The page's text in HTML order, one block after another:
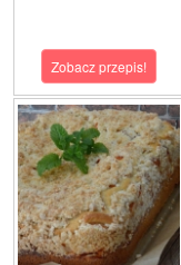
Zobacz przepis!